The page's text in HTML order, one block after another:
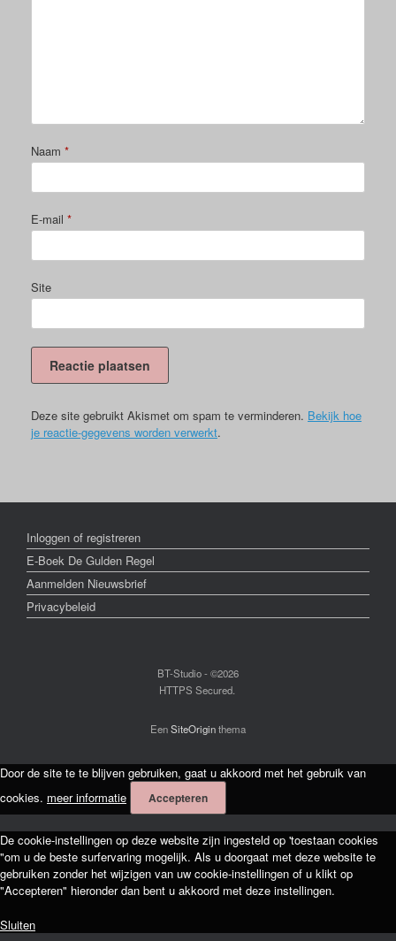
Naam *
E-mail *
Site
Deze site gebruikt Akismet om spam te verminderen. Bekijk hoe
je reactie-gegevens worden verwerkt.
Inloggen of registreren
E-Boek De Gulden Regel
Aanmelden Nieuwsbrief
Privacybeleid
BT-Studio - ©2026
HTTPS Secured.
EenSiteOriginthema
Door de site te te blijven gebruiken, gaat u akkoord met het gebruik van
cookies. meer informatie Accepteren
De cookie-instellingen op deze website zijn ingesteld op 'toestaan cookies
"om u de beste surfervaring mogelijk. Als u doorgaat met deze website te
gebruiken zonder het wijzigen van uw cookie-instellingen of u klikt op
"Accepteren" hieronder dan bent u akkoord met deze instellingen.
Sluiten